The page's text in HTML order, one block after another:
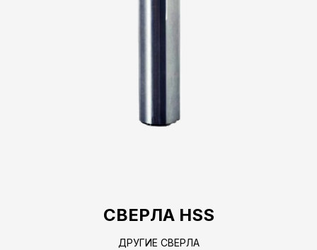
СВЕРЛА HSS
ДРУГИЕ СВЕРЛА